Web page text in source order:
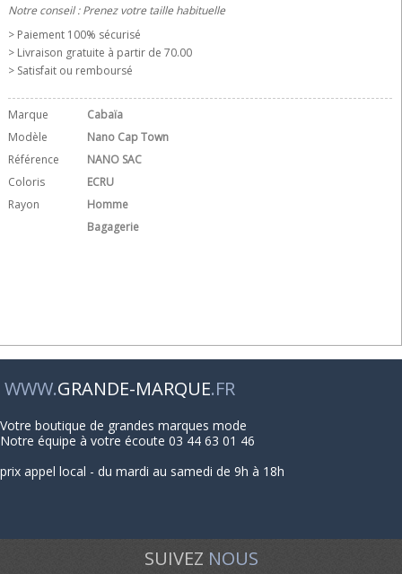
Notre conseil : Prenez votre taille habituelle
> Paiement 100% sécurisé
> Livraison gratuite à partir de 70.00 
> Satisfait ou remboursé
Marque
Cabaïa
Modèle
Nano Cap Town
Référence
NANO SAC
Coloris
ECRU
Rayon
Homme
Bagagerie
WWW.GRANDE-MARQUE.FR
Votre boutique de grandes marques mode
Notre équipe à votre écoute 03 44 63 01 46
prix appel local - du mardi au samedi de 9h à 18h
SUIVEZ NOUS